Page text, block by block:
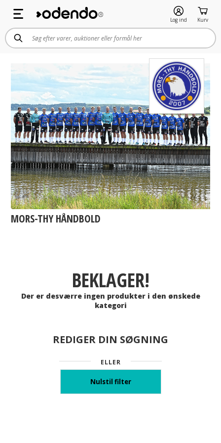
Log ind Kurv
MORS-THY HÅNDBOLD
BEKLAGER!
Der er desværre ingen produkter i den ønskede
kategori
REDIGER DIN SØGNING
ELLER
Nulstil filter